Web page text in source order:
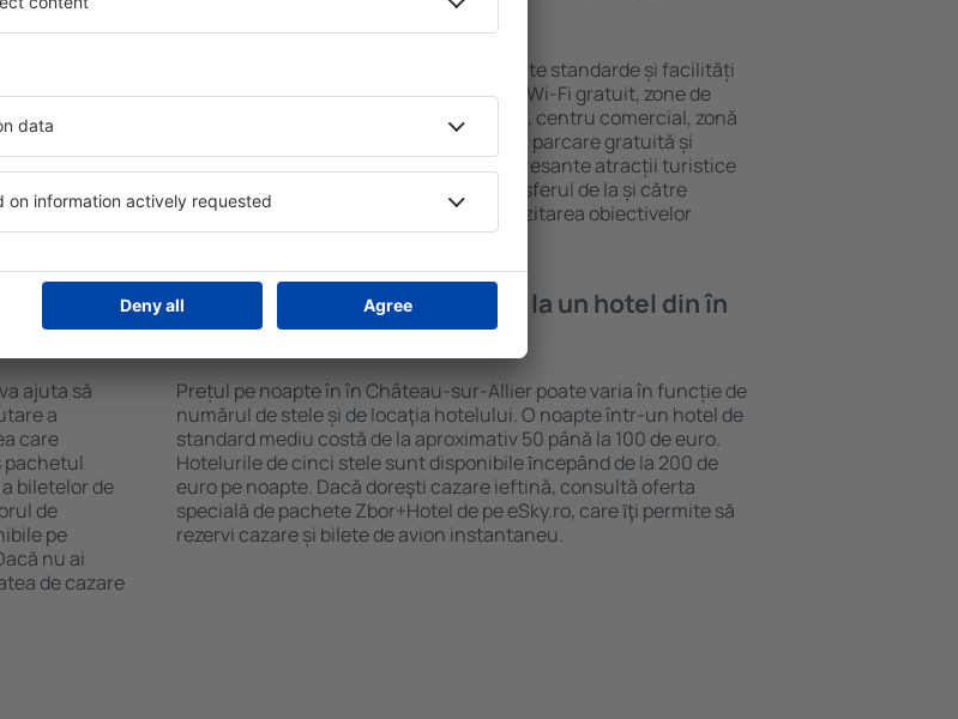
Allier este
date cu
o
check-in și
camere şi
ȋn
hotel ȋn
Hotelurile în Château-sur-Allier au diferite standarde și facilități
pentru oaspeți. Cele mai frecvente sunt Wi-Fi gratuit, zone de
wellness cu SPA, mini bar/seif în cameră, centru comercial, zonă
de luat masa, zonă de joacă pentru copii, parcare gratuită și
broșuri informative despre cele mai interesante atracții turistice
din zonă. Unele proprietăți includ și transferul de la și către
aeroport. Uneori, acestea încurajează vizitarea obiectivelor
turistice de top în Château-sur-Allier.
sur-
ajuta să
a
care
pachetul
biletelor de
de
pe
nu ai
de cazare
Cât costă o noapte de cazare la un hotel din în
Château-sur-Allier?
Prețul pe noapte în în Château-sur-Allier poate varia în funcție de
numărul de stele și de locaţia hotelului. O noapte într-un hotel de
standard mediu costă de la aproximativ 50 până la 100 de euro.
Hotelurile de cinci stele sunt disponibile ȋncepând de la 200 de
euro pe noapte. Dacă doreşti cazare ieftină, consultă oferta
specială de pachete Zbor+Hotel de pe eSky.ro, care ȋţi permite să
rezervi cazare și bilete de avion instantaneu.